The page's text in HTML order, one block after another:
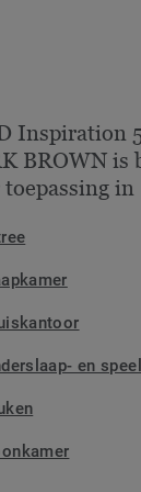
Inspiration
BROWN is
in
en